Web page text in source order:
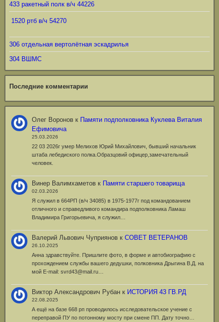
433 ракетный полк в/ч 44226
1520 ртб в/ч 54270
306 отдельная вертолётная эскадрилья
304 ВШМС
Последние комментарии
Олег Воронов к Памяти подполковника Куклева Виталия
Ефимовича
25.03.2026
22 03 2026г умер Мелихов Юрий Михайлович, бывший начальник
штаба лебедиского полка.Образцовий офицер,замечательный
человек.
Винер Валимхаметов к Памяти старшего товарища
02.03.2026
Я служил в 664РП (в/ч 34085) в 1975-1977г под командованием
отличного и справедливого командира подполковника Ламаш
Владимира Григорьевича, я служил…
Валерий Львович Чуприянов кСОВЕТ ВЕТЕРАНОВ
26.10.2025
Анна здравствуйте. Пришлите фото, в форме и автобиографию с
прохождением службы вашего дедушки, полковника Дрыгина В.Д. на
мой Е-mail: svrd43@mail.ru…
Виктор Александрович Рубан к ИСТОРИЯ 43 ГВ.РД
22.08.2025
А ещё на базе 668 рп проводилось исследовательское учение с
переправой ПУ по потонному мосту при смене ПП. Дату точно…